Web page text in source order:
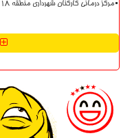
مرکز درمانی کارکنان شهرداری منطقه ۱۸ در آستانه بهره برداری